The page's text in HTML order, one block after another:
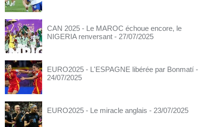
CAN 2025 - Le MAROC échoue encore, le
NIGERIA renversant - 27/07/2025
EURO2025 - L'ESPAGNE libérée par Bonmatí -
24/07/2025
EURO2025 - Le miracle anglais - 23/07/2025